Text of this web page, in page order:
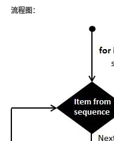
流程图：